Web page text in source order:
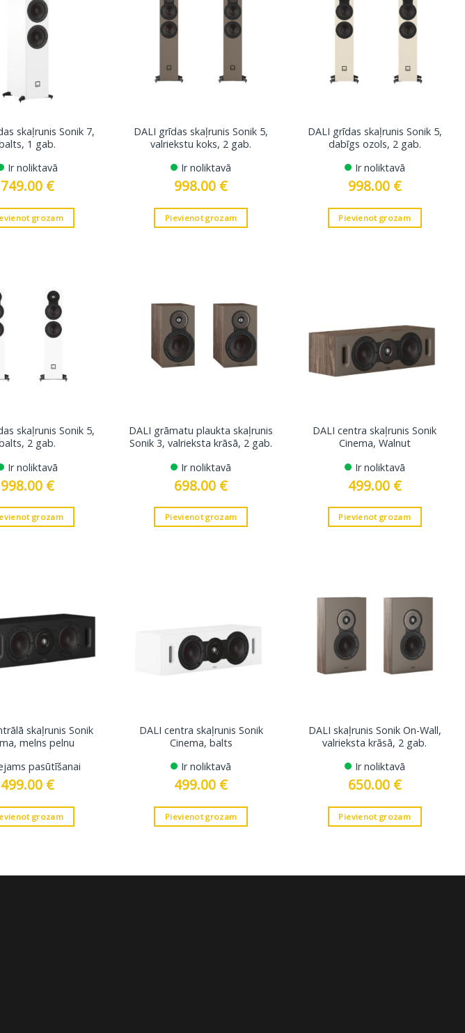
skaļrunis Sonik 7,
1 gab.
Ir noliktavā
749.00 €
grozam
DALI grīdas skaļrunis Sonik 5,
valriekstu koks, 2 gab.
Ir noliktavā
998.00 €
Pievienot grozam
DALI grīdas skaļrunis Sonik 5,
dabīgs ozols, 2 gab.
Ir noliktavā
998.00 €
Pievienot grozam
skaļrunis Sonik 5,
2 gab.
Ir noliktavā
998.00 €
grozam
DALI grāmatu plaukta skaļrunis
Sonik 3, valrieksta krāsā, 2 gab.
Ir noliktavā
698.00 €
Pievienot grozam
DALI centra skaļrunis Sonik
Cinema, Walnut
Ir noliktavā
499.00 €
Pievienot grozam
skaļrunis Sonik
melns pelnu
pasūtīšanai
499.00 €
grozam
DALI centra skaļrunis Sonik
Cinema, balts
Ir noliktavā
499.00 €
Pievienot grozam
DALI skaļrunis Sonik On-Wall,
valrieksta krāsā, 2 gab.
Ir noliktavā
650.00 €
Pievienot grozam